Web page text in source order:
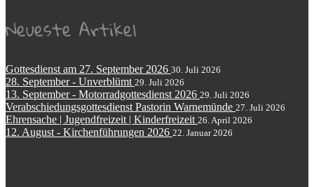
Neueste Artikel
Gottesdienst am 27. September 2026 30. Juli 2026
28. September - Unverblümt 29. Juli 2026
13. September - Motorradgottesdienst 2026 29. Juli 2026
Verabschiedungsgottesdienst Pastorin Warnemünde 27. Juli 2026
Ehrensache | Jugendfreizeit | Kinderfreizeit 26. April 2026
12. August - Kirchenführungen 2026 22. Januar 2026